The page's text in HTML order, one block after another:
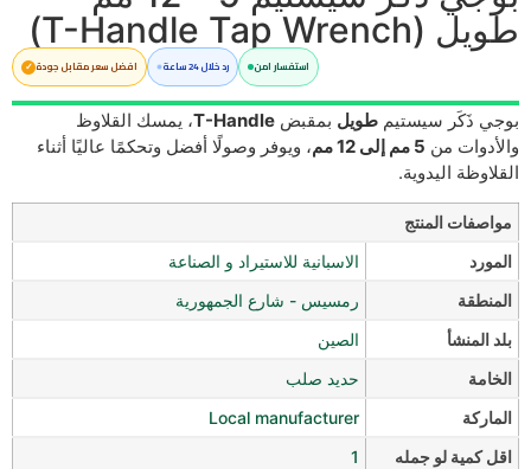
طويل (T-Handle Tap Wrench)
استفسار امن رد خلال 24 ساعة افضل سعر مقابل جودة
بوجي ذَكَر سيستيم طويل بمقبض T-Handle، يمسك القلاوظ
والأدوات من 5 مم إلى 12 مم
، ويوفر وصولًا أفضل وتحكمًا عاليًا أثناء
القلاوظة اليدوية.
مواصفات المنتج
المورد
الاسبانية للاستيراد و الصناعة
المنطقة
رمسيس - شارع الجمهورية
بلد المنشأ
الصين
الخامة
حديد صلب
الماركة
Local manufacturer
اقل كمية لو جمله
1